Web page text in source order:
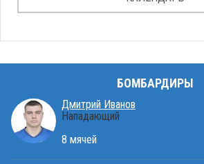
БОМБАРДИРЫ
Дмитрий Иванов
Нападающий
8 мячей